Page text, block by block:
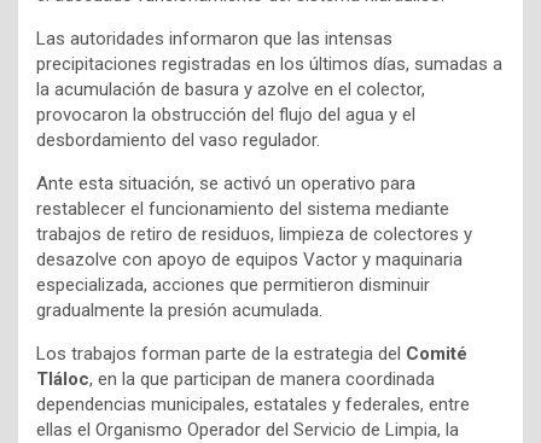
Las autoridades informaron que las intensas
precipitaciones registradas en los últimos días, sumadas a
la acumulación de basura y azolve en el colector,
provocaron la obstrucción del flujo del agua y el
desbordamiento del vaso regulador.
Ante esta situación, se activó un operativo para
restablecer el funcionamiento del sistema mediante
trabajos de retiro de residuos, limpieza de colectores y
desazolve con apoyo de equipos Vactor y maquinaria
especializada, acciones que permitieron disminuir
gradualmente la presión acumulada.
Los trabajos forman parte de la estrategia del Comité
Tláloc, en la que participan de manera coordinada
dependencias municipales, estatales y federales, entre
ellas el Organismo Operador del Servicio de Limpia, la